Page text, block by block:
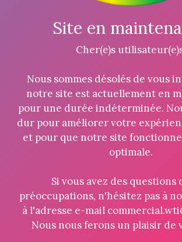
Site en
Cher(e)s
Nous sommes désolés de vous
notre site est actuellement en
pour une durée indéterminée.
dur pour améliorer votre
et pour que notre site
optimale.
Si vous avez des questions
préoccupations, n'hésitez pas à
à l'adresse e-mail
Nous nous ferons un plaisir de